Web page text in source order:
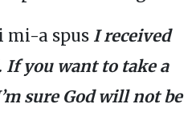
mi-a spus I received
If you want to take a
sure God will not be